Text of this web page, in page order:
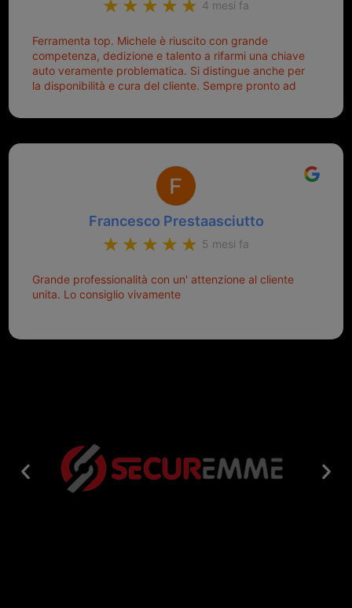
4 mesi fa
Ferramenta top. Michele è riuscito con grande
competenza, dedizione e talento a rifarmi una chiave
auto veramente problematica. Si distingue anche per
la disponibilità e cura del cliente. Sempre pronto ad
Francesco Prestaasciutto
5 mesi fa
Grande professionalità con un' attenzione al cliente
unita. Lo consiglio vivamente